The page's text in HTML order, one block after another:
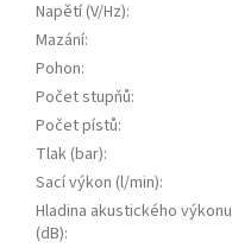
Napětí (V/Hz):
Mazání:
Pohon:
Počet stupňů:
Počet pístů:
Tlak (bar):
Sací výkon (l/min):
Hladina akustického výkonu
(dB):